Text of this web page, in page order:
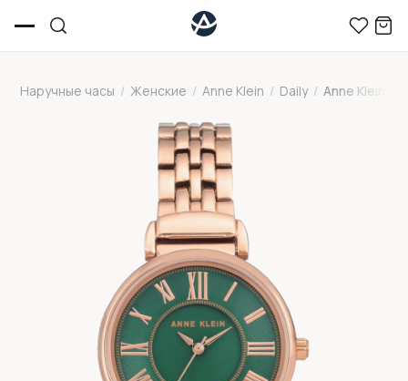
Наручные часы / Женские / Anne Klein / Daily / Anne Klein